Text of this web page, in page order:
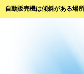
自動販売機は傾斜がある場